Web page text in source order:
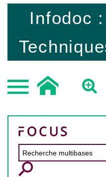
Infodoc